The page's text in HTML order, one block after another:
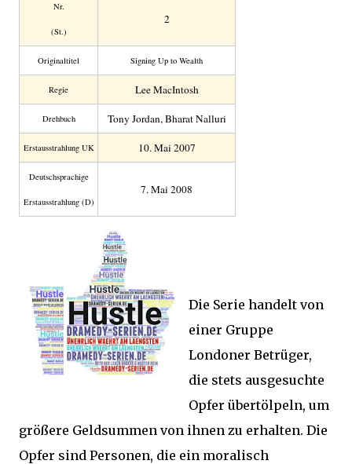
Nr.
(St.)
2
Original­titel Signing Up to Wealth
Regie Lee MacIntosh
Drehbuch Tony Jordan, Bharat Nalluri
Erstaus­strahlung UK 10. Mai 2007
Deutsch­sprachige
Erstaus­strahlung (D)
7. Mai 2008
Die Serie handelt von
einer Gruppe
Londoner Betrüger,
die stets ausgesuchte
Opfer übertölpeln, um
größere Geldsummen von ihnen zu erhalten. Die
Opfer sind Personen, die ein moralisch